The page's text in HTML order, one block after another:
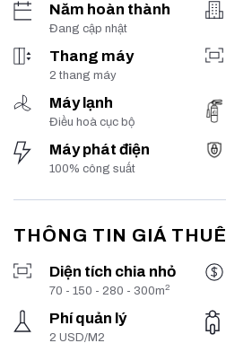
Năm hoàn thành
Đang cập nhật
Thang máy
2 thang máy
Máy lạnh
Điều hoà cục bộ
Máy phát điện
100% công suất
THÔNG TIN GIÁ THUÊ
Diện tích chia nhỏ
70 - 150 - 280 - 300m2
Phí quản lý
2 USD/M2